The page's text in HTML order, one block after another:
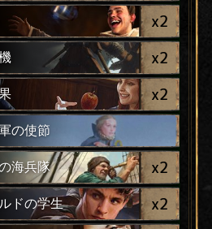
x2
x2
x2
の使節
海兵隊 x2
ドの学生 x2